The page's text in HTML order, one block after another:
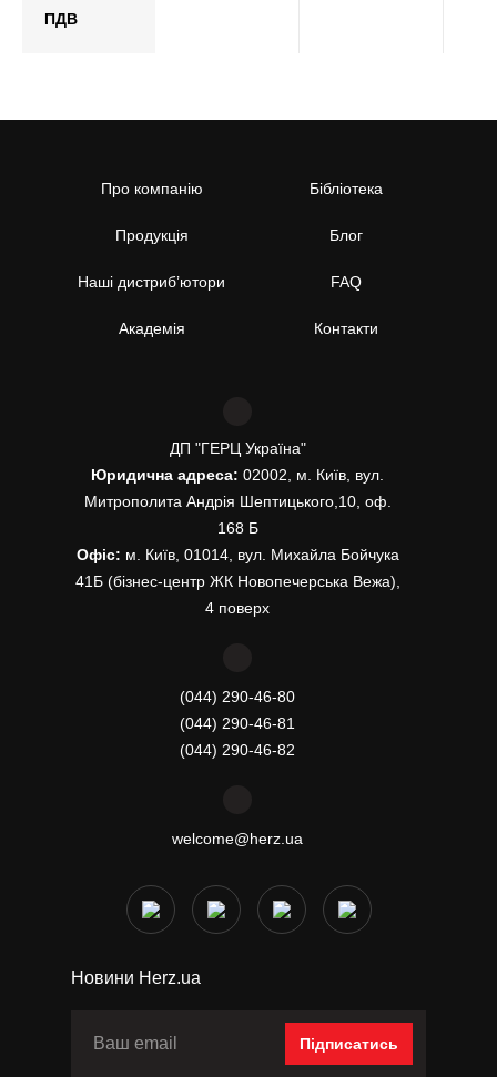
ПДВ
Про компанію
Продукція
Наші дистриб’ютори
Академія
Бібліотека
Блог
FAQ
Контакти
ДП "ГЕРЦ Україна"
Юридична адреса: 02002, м. Київ, вул.
Митрополита Андрія Шептицького,10, оф.
168 Б
Офіс: м. Київ, 01014, вул. Михайла Бойчука
41Б (бізнес-центр ЖК Новопечерська Вежа),
4 поверх
(044) 290-46-80
(044) 290-46-81
(044) 290-46-82
welcome@herz.ua
Новини Herz.ua
Підписатись